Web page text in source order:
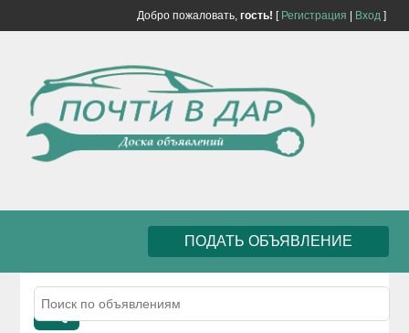
Добро пожаловать, гость! [ Регистрация Вход]
ПОДАТЬ ОБЪЯВЛЕНИЕ